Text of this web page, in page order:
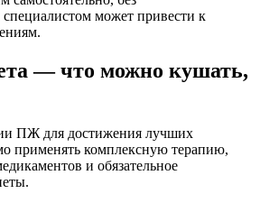
специалистом может привести к
— что можно кушать,
ПЖ для достижения лучших
применять комплексную терапию,
и обязательное